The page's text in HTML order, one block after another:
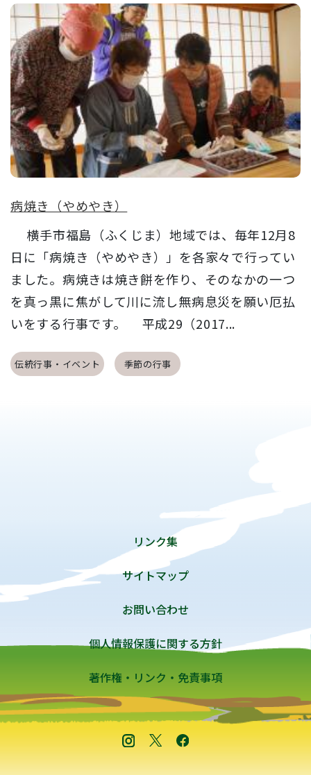
病焼き（やめやき）
横手市福島（ふくじま）地域では、毎年12月8
日に「病焼き（やめやき）」を各家々で行ってい
ました。病焼きは焼き餅を作り、そのなかの一つ
を真っ黒に焦がして川に流し無病息災を願い厄払
いをする行事です。 平成29（2017...
伝統行事・イベント 季節の行事
リンク集
サイトマップ
お問い合わせ
個人情報保護に関する方針
著作権・リンク・免責事項